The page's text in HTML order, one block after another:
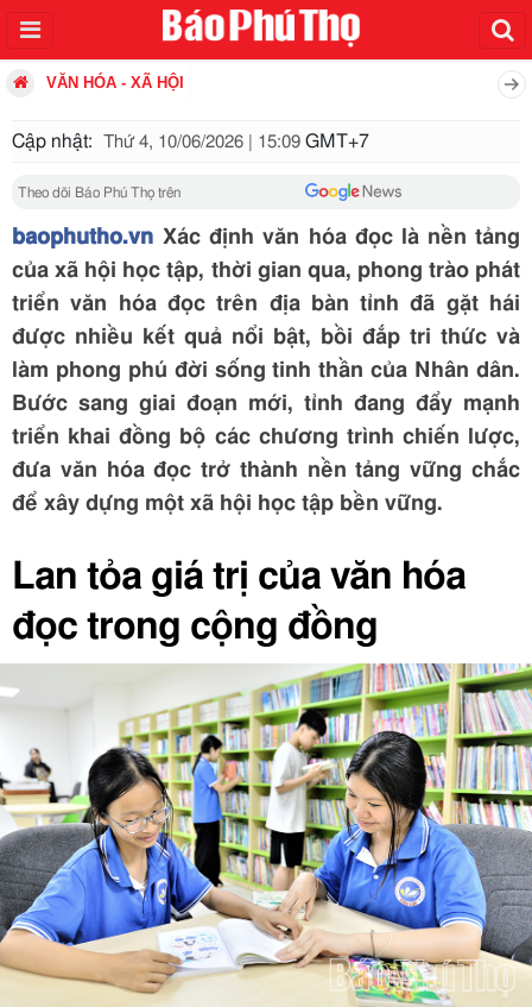
VĂN HÓA - XÃ HỘI
Cập nhật: Thứ 4, 10/06/2026 | 15:09 GMT+7
Theo dõi Báo Phú Thọ trên
baophutho.vn Xác định văn hóa đọc là nền tảng
của xã hội học tập, thời gian qua, phong trào phát
triển văn hóa đọc trên địa bàn tỉnh đã gặt hái
được nhiều kết quả nổi bật, bồi đắp tri thức và
làm phong phú đời sống tinh thần của Nhân dân.
Bước sang giai đoạn mới, tỉnh đang đẩy mạnh
triển khai đồng bộ các chương trình chiến lược,
đưa văn hóa đọc trở thành nền tảng vững chắc
để xây dựng một xã hội học tập bền vững.
Lan tỏa giá trị của văn hóa
đọc trong cộng đồng